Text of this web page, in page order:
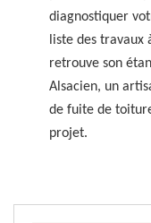
diagnostiquer
liste des
retrouve son
Alsacien, un
de fuite de
projet.